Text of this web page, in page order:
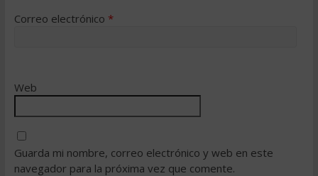
Correo electrónico *
Web
Guarda mi nombre, correo electrónico y web en este
navegador para la próxima vez que comente.